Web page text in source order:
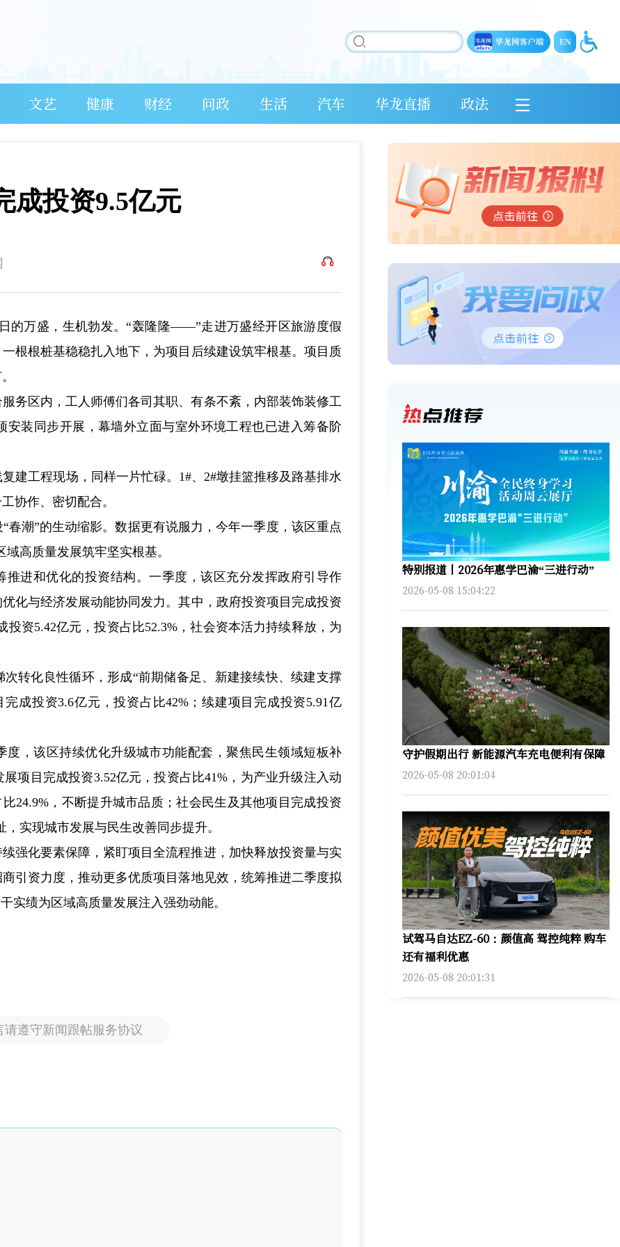
文艺 健康 财经 问政 生活 汽车 华龙直播 政法
成投资9.5亿元
的万盛，生机勃发。“轰隆隆——”走进万盛经开区旅游度假
根根桩基稳稳扎入地下，为项目后续建设筑牢根基。项目质
务区内，工人师傅们各司其职、有条不紊，内部装饰装修工
装同步开展，幕墙外立面与室外环境工程也已进入筹备阶
建工程现场，同样一片忙碌。1#、2#墩挂篮推移及路基排水
协作、密切配合。
春潮”的生动缩影。数据更有说服力，今年一季度，该区重点
高质量发展筑牢坚实根基。
推进和优化的投资结构。一季度，该区充分发挥政府引导作
化与经济发展动能协同发力。其中，政府投资项目完成投资
投资5.42亿元，投资占比52.3%，社会资本活力持续释放，为
转化良性循环，形成“前期储备足、新建接续快、续建支撑
成投资3.6亿元，投资占比42%；续建项目完成投资5.91亿
，该区持续优化升级城市功能配套，聚焦民生领域短板补
项目完成投资3.52亿元，投资占比41%，为产业升级注入动
24.9%，不断提升城市品质；社会民生及其他项目完成投资
实现城市发展与民生改善同步提升。
强化要素保障，紧盯项目全流程推进，加快释放投资量与实
引资力度，推动更多优质项目落地见效，统筹推进二季度拟
实绩为区域高质量发展注入强劲动能。
请遵守新闻跟帖服务协议
特别报道丨2026年惠学巴渝“三进行动”
2026-05-08 15:04:22
守护假期出行 新能源汽车充电便利有保障
2026-05-08 20:01:04
试驾马自达EZ-60：颜值高 驾控纯粹 购车
还有福利优惠
2026-05-08 20:01:31